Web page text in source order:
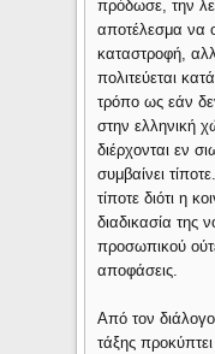
πρόδωσε, την
αποτέλεσμα να
καταστροφή,
πολιτεύεται
τρόπο ως εάν
στην ελληνική
διέρχονται εν
συμβαίνει
τίποτε διότι η
διαδικασία της
προσωπικού
αποφάσεις.
Από τον διάλογο
τάξης